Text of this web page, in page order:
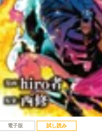
電子版 試し読み